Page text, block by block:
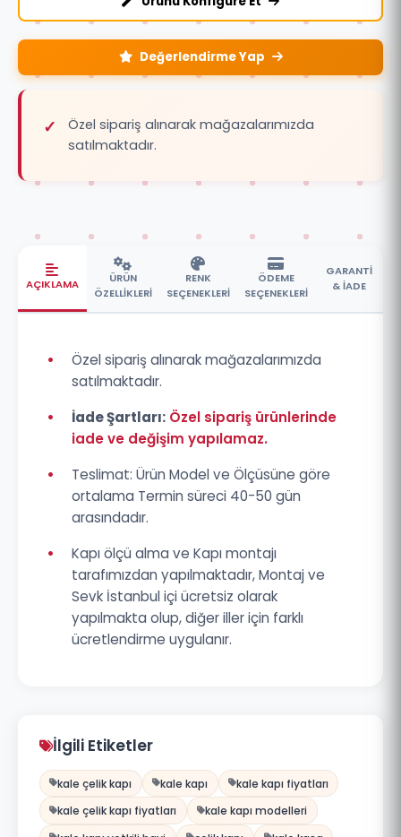
Değerlendirme Yap
Özel sipariş alınarak mağazalarımızda
satılmaktadır.
AÇIKLAMA
ÜRÜN
ÖZELLİKLERİ
RENK
SEÇENEKLERİ
ÖDEME
SEÇENEKLERİ
GARANTİ
& İADE
•
Özel sipariş alınarak mağazalarımızda
satılmaktadır.
•
İade Şartları: Özel sipariş ürünlerinde
iade ve değişim yapılamaz.
•
Teslimat: Ürün Model ve Ölçüsüne göre
ortalama Termin süreci 40-50 gün
arasındadır.
•
Kapı ölçü alma ve Kapı montajı
tarafımızdan yapılmaktadır, Montaj ve
Sevk İstanbul içi ücretsiz olarak
yapılmakta olup, diğer iller için farklı
ücretlendirme uygulanır.
İlgili Etiketler
kale çelik kapı kale kapı
kale kapı fiyatları
kale çelik kapı fiyatları
kale kapı modelleri